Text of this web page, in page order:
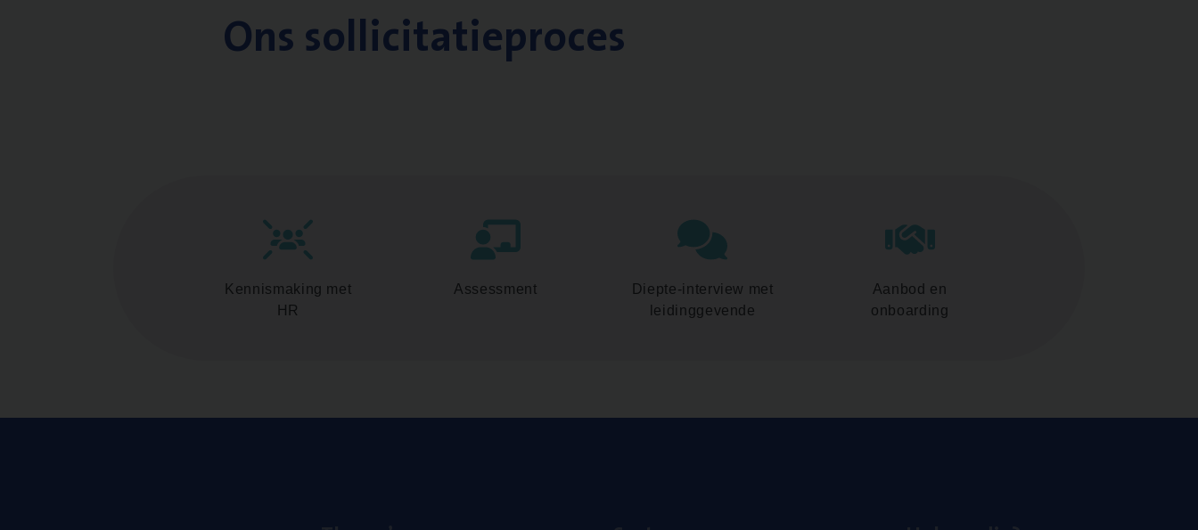
Ons sollicitatieproces
Kennismaking met
HR
Assessment
Diepte-interview met
leidinggevende
Aanbod en
onboarding